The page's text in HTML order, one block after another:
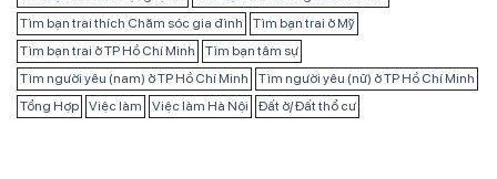
Tìm bạn trai thích Chăm sóc gia đình
Tìm bạn trai ở Mỹ
Tìm bạn trai ở TP Hồ Chí Minh
Tìm bạn tâm sự
Tìm người yêu (nam) ở TP Hồ Chí Minh
Tìm người yêu (nữ) ở TP Hồ Chí Minh
Tổng Hợp
Việc làm Việc làm Hà Nội Đất ở/ Đất thổ cư